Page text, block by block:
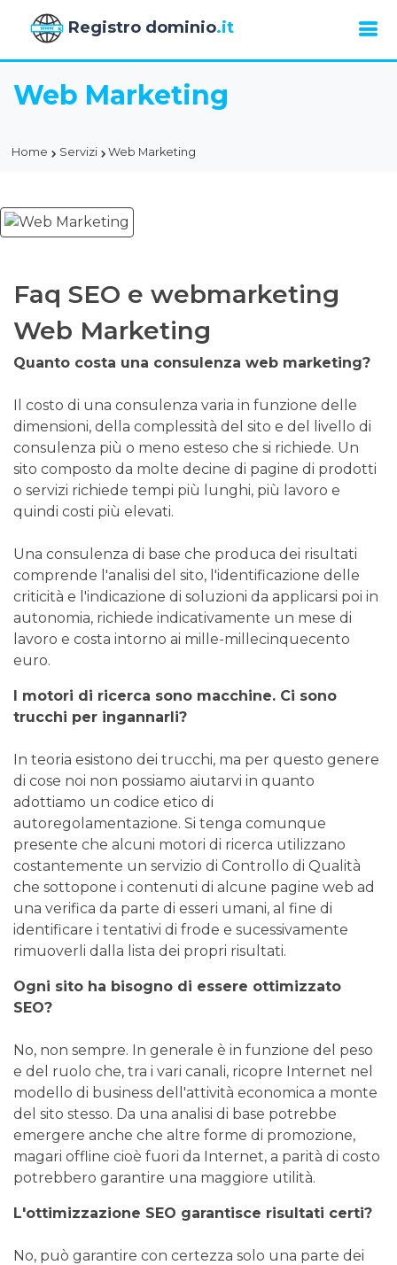
Registro dominio.it
Web Marketing
Home Servizi Web Marketing
Faq SEO e webmarketing
Web Marketing
Quanto costa una consulenza web marketing?
Il costo di una consulenza varia in funzione delle
dimensioni, della complessità del sito e del livello di
consulenza più o meno esteso che si richiede. Un
sito composto da molte decine di pagine di prodotti
o servizi richiede tempi più lunghi, più lavoro e
quindi costi più elevati.
Una consulenza di base che produca dei risultati
comprende l'analisi del sito, l'identificazione delle
criticità e l'indicazione di soluzioni da applicarsi poi in
autonomia, richiede indicativamente un mese di
lavoro e costa intorno ai mille-millecinquecento
euro.
I motori di ricerca sono macchine. Ci sono
trucchi per ingannarli?
In teoria esistono dei trucchi, ma per questo genere
di cose noi non possiamo aiutarvi in quanto
adottiamo un codice etico di
autoregolamentazione. Si tenga comunque
presente che alcuni motori di ricerca utilizzano
costantemente un servizio di Controllo di Qualità
che sottopone i contenuti di alcune pagine web ad
una verifica da parte di esseri umani, al fine di
identificare i tentativi di frode e sucessivamente
rimuoverli dalla lista dei propri risultati.
Ogni sito ha bisogno di essere ottimizzato
SEO?
No, non sempre. In generale è in funzione del peso
e del ruolo che, tra i vari canali, ricopre Internet nel
modello di business dell'attività economica a monte
del sito stesso. Da una analisi di base potrebbe
emergere anche che altre forme di promozione,
magari offline cioè fuori da Internet, a parità di costo
potrebbero garantire una maggiore utilità.
L'ottimizzazione SEO garantisce risultati certi?
No, può garantire con certezza solo una parte dei